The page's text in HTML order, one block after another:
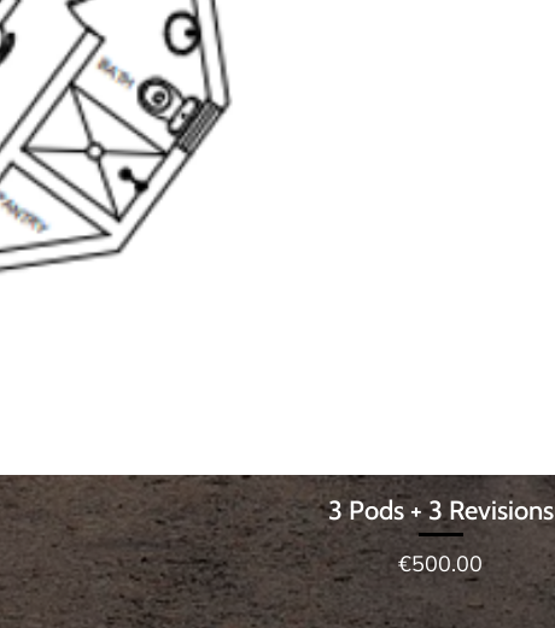
제품보기
3 Pods + 3 Revisions
가격
€500.00